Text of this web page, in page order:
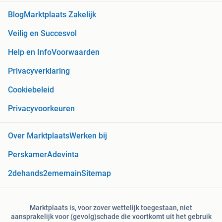
BlogMarktplaats Zakelijk
Veilig en Succesvol
Help en InfoVoorwaarden
Privacyverklaring
Cookiebeleid
Privacyvoorkeuren
Over MarktplaatsWerken bij
PerskamerAdevinta
2dehands2ememainSitemap
Marktplaats is, voor zover wettelijk toegestaan, niet
aansprakelijk voor (gevolg)schade die voortkomt uit het gebruik